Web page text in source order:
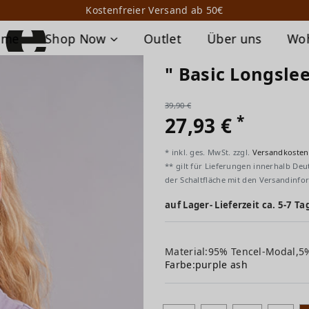
Kostenfreier Versand ab 50€
Shop Now Outlet Über uns
" Basic
39,90 €
27,93 €*
* inkl. ges. MwSt. zzgl. Versandkosten
** gilt für Lieferungen innerhalb
der Schaltfläche mit den
auf Lager- Lieferzeit ca. 5-7
Material:95% Tencel-
Farbe:purple ash